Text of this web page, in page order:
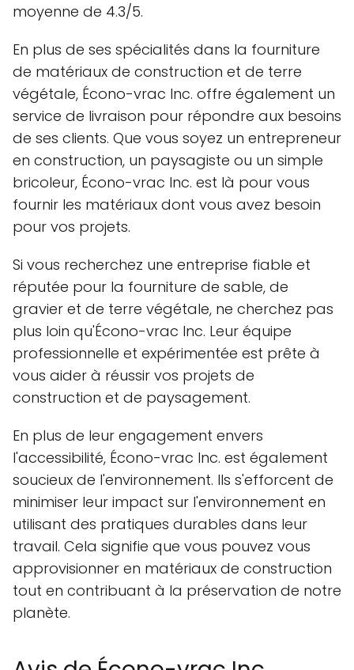
moyenne de 4.3/5.
En plus de ses spécialités dans la fourniture
de matériaux de construction et de terre
végétale, Écono-vrac Inc. offre également un
service de livraison pour répondre aux besoins
de ses clients. Que vous soyez un entrepreneur
en construction, un paysagiste ou un simple
bricoleur, Écono-vrac Inc. est là pour vous
fournir les matériaux dont vous avez besoin
pour vos projets.
Si vous recherchez une entreprise fiable et
réputée pour la fourniture de sable, de
gravier et de terre végétale, ne cherchez pas
plus loin qu'Écono-vrac Inc. Leur équipe
professionnelle et expérimentée est prête à
vous aider à réussir vos projets de
construction et de paysagement.
En plus de leur engagement envers
l'accessibilité, Écono-vrac Inc. est également
soucieux de l'environnement. Ils s'efforcent de
minimiser leur impact sur l'environnement en
utilisant des pratiques durables dans leur
travail. Cela signifie que vous pouvez vous
approvisionner en matériaux de construction
tout en contribuant à la préservation de notre
planète.